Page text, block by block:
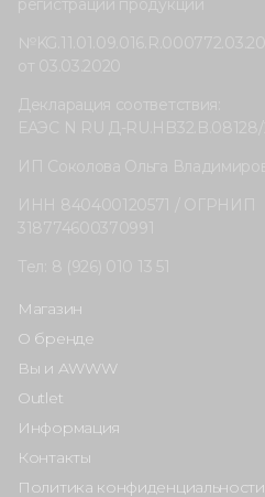
Магазин
О бренде
Вы и AWWW
Outlet
Информация
Контакты
Политика конфиденциальности